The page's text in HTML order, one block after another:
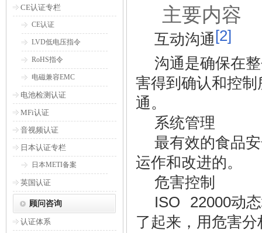
CE认证专栏
CE认证
LVD低电压指令
RoHS指令
电磁兼容EMC
电池检测认证
MFi认证
音视频认证
日本认证专栏
日本METI备案
英国认证
顾问咨询
认证体系
主要内容
互动沟通[2]
沟通是确保在
害得到确认和控
通。
系统管理
最有效的食品
运作和改进的。
危害控制
ISO 22000动
了起来，用危害